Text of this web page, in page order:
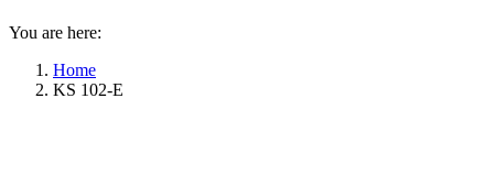
You are here:
Home
KS 102-E